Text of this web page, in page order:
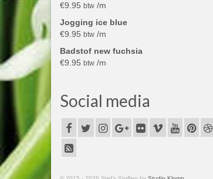
€9.95 btw /m
Jogging ice blue
€9.95 btw /m
Badstof new fuchsia
€9.95 btw /m
Social media